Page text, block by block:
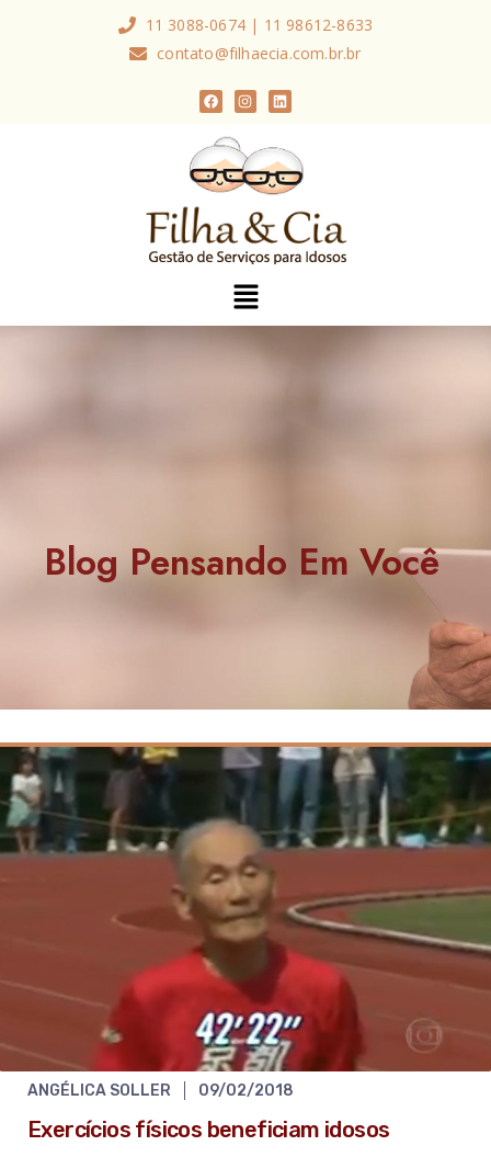
11 3088-0674 | 11 98612-8633
contato@filhaecia.com.br.br
Blog Pensando Em Você
ANGÉLICA SOLLER 09/02/2018
Exercícios físicos beneficiam idosos